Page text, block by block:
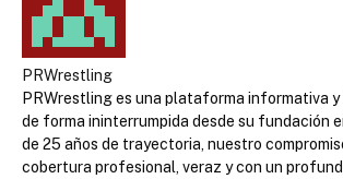
PRWrestling
PRWrestling es una plataforma informativa y
de forma ininterrumpida desde su fundación
de 25 años de trayectoria, nuestro
cobertura profesional, veraz y con un